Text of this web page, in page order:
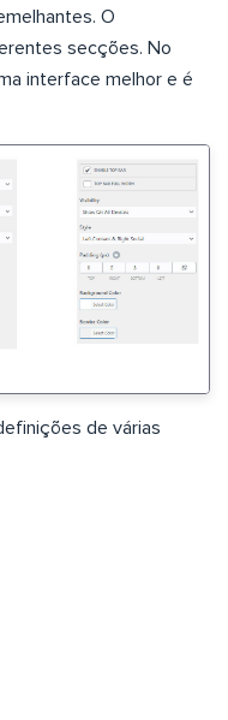
O
secções. No
interface melhor e é
de várias